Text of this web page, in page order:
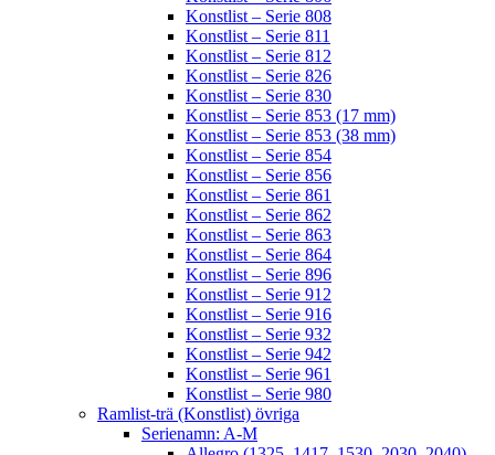
Konstlist – Serie 808
Konstlist – Serie 811
Konstlist – Serie 812
Konstlist – Serie 826
Konstlist – Serie 830
Konstlist – Serie 853 (17 mm)
Konstlist – Serie 853 (38 mm)
Konstlist – Serie 854
Konstlist – Serie 856
Konstlist – Serie 861
Konstlist – Serie 862
Konstlist – Serie 863
Konstlist – Serie 864
Konstlist – Serie 896
Konstlist – Serie 912
Konstlist – Serie 916
Konstlist – Serie 932
Konstlist – Serie 942
Konstlist – Serie 961
Konstlist – Serie 980
Ramlist-trä (Konstlist) övriga
Serienamn: A-M